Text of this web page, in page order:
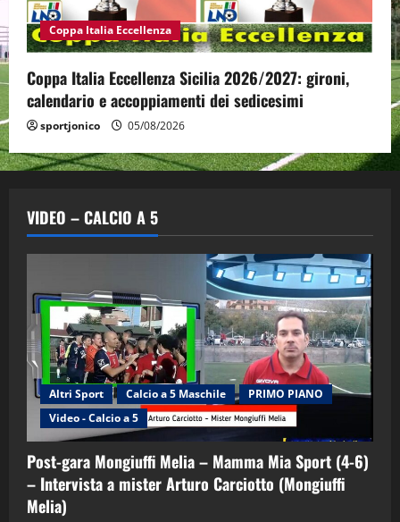
Coppa Italia Eccellenza
Coppa Italia Eccellenza Sicilia 2026/2027: gironi,
calendario e accoppiamenti dei sedicesimi
sportjonico 05/08/2026
VIDEO – CALCIO A 5
Altri Sport Calcio a 5 Maschile
PRIMO PIANO
Video - Calcio a 5
Post-gara Mongiuffi Melia – Mamma Mia Sport (4-6)
– Intervista a mister Arturo Carciotto (Mongiuffi
Melia)